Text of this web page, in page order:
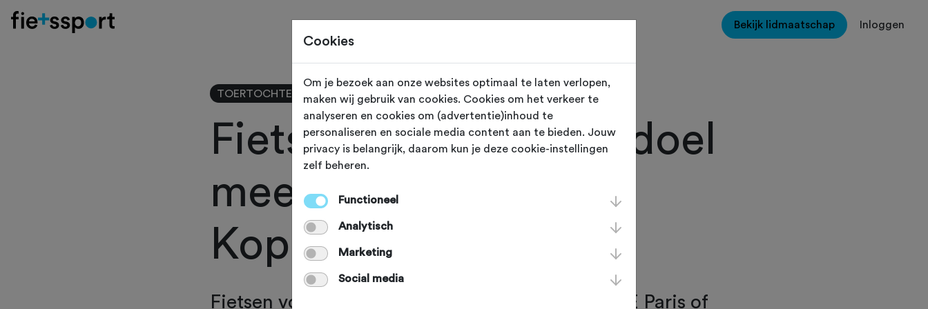
Bekijk lidmaatschap Inloggen
TOERTOCHTEN Gewijzigd op 13 april 2023
Fiets voor het goede doel
mee naar Parijs of
Kopenhagen
Fietsen voor een goed doel? Doe mee aan CYCLE Paris of
Cookies
Om je bezoek aan onze websites optimaal te laten verlopen,
maken wij gebruik van cookies. Cookies om het verkeer te
analyseren en cookies om (advertentie)inhoud te
personaliseren en sociale media content aan te bieden. Jouw
privacy is belangrijk, daarom kun je deze cookie-instellingen
zelf beheren.
Functioneel
Analytisch
Marketing
Social media